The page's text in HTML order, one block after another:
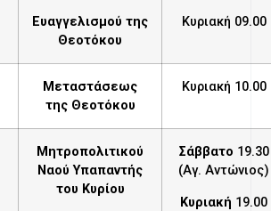
Ευαγγελισμού της
Θεοτόκου
Κυριακή 09.00
Μεταστάσεως
της Θεοτόκου
Κυριακή 10.00
Μητροπολιτικού
Ναού Υπαπαντής
του Κυρίου
Σάββατο 19.30
(Αγ. Αντώνιος)
Κυριακή 19.00